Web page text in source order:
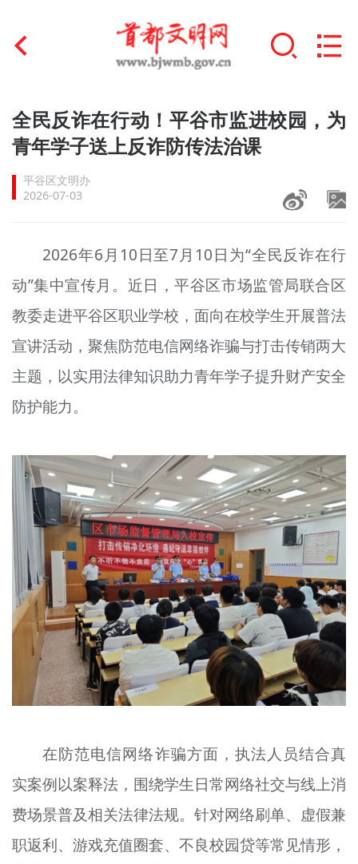
首页
文明创建
文明实践
未成年人思想道德建设
榜样人物
+
身边好人
文明评论
北京宣传文化引导基金
宣传思想文化人才
专题
资料库
+
全民反诈在行动！平谷市监进校园，为
青年学子送上反诈防传法治课
平谷区文明办
2026-07-03
2026年6月10日至7月10日为“全民反诈在行
动”集中宣传月。近日，平谷区市场监管局联合区
教委走进平谷区职业学校，面向在校学生开展普法
宣讲活动，聚焦防范电信网络诈骗与打击传销两大
主题，以实用法律知识助力青年学子提升财产安全
防护能力。
在防范电信网络诈骗方面，执法人员结合真
实案例以案释法，围绕学生日常网络社交与线上消
费场景普及相关法律法规。针对网络刷单、虚假兼
职返利、游戏充值圈套、不良校园贷等常见情形，